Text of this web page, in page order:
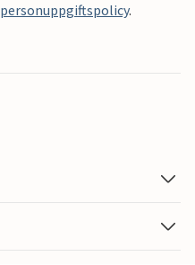
personuppgiftspolicy.